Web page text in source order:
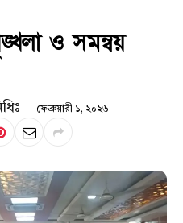
ও সমন্বয়
ফেব্রুয়ারী ১, ২০২৬